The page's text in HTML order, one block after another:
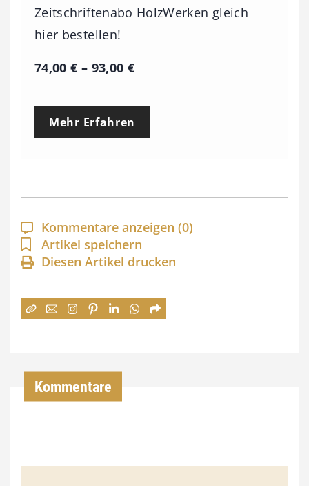
Zeitschriftenabo HolzWerken gleich
hier bestellen!
74,00€ – 93,00 €P
e
p
a
n
n
:
€
Mehr Erfahren
Kommentare anzeigen (0)
Artikel speichern
Diesen Artikel drucken
Kommentare